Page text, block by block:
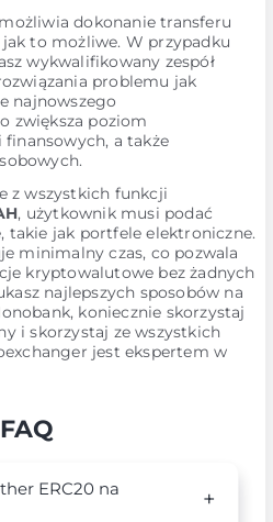
dokonanie transferu
jak to możliwe. W przypadku
wykwalifikowany zespół
problemu jak
najnowszego
zwiększa poziom
a także
z wszystkich funkcji
, użytkownik musi podać
takie jak portfele elektroniczne.
minimalny czas, co pozwala
kryptowalutowe bez żadnych
najlepszych sposobów na
koniecznie skorzystaj
i skorzystaj ze wszystkich
jest ekspertem w
FAQ
ERC20 na